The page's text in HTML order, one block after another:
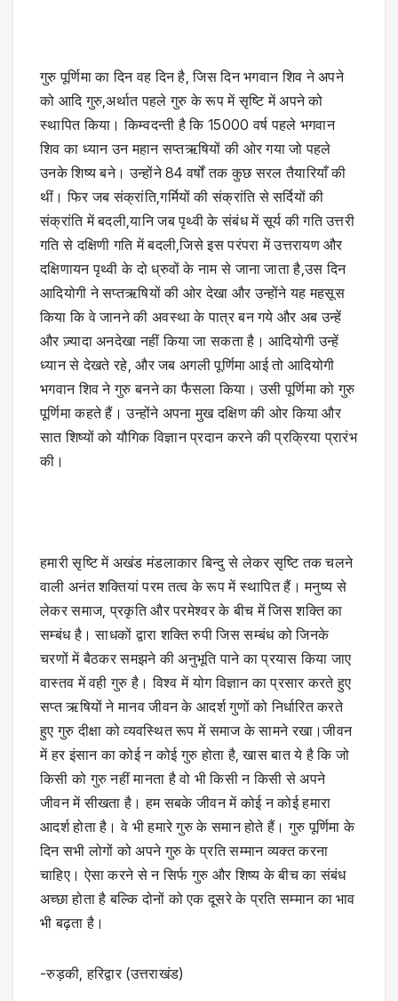
गुरु पूर्णिमा का दिन वह दिन है, जिस दिन भगवान शिव ने अपने
को आदि गुरु,अर्थात पहले गुरु के रूप में सृष्टि में अपने को
स्थापित किया। किम्वदन्ती है कि 15000 वर्ष पहले भगवान
शिव का ध्यान उन महान सप्तऋषियों की ओर गया जो पहले
उनके शिष्य बने। उन्होंने 84 वर्षों तक कुछ सरल तैयारियाँ की
थीं। फिर जब संक्रांति,गर्मियों की संक्रांति से सर्दियों की
संक्रांति में बदली,यानि जब पृथ्वी के संबंध में सूर्य की गति उत्तरी
गति से दक्षिणी गति में बदली,जिसे इस परंपरा में उत्तरायण और
दक्षिणायन पृथ्वी के दो ध्रुवों के नाम से जाना जाता है,उस दिन
आदियोगी ने सप्तऋषियों की ओर देखा और उन्होंने यह महसूस
किया कि वे जानने की अवस्था के पात्र बन गये और अब उन्हें
और ज़्यादा अनदेखा नहीं किया जा सकता है। आदियोगी उन्हें
ध्यान से देखते रहे, और जब अगली पूर्णिमा आई तो आदियोगी
भगवान शिव ने गुरु बनने का फैसला किया। उसी पूर्णिमा को गुरु
पूर्णिमा कहते हैं। उन्होंने अपना मुख दक्षिण की ओर किया और
सात शिष्यों को यौगिक विज्ञान प्रदान करने की प्रक्रिया प्रारंभ
की।
हमारी सृष्टि में अखंड मंडलाकार बिन्दु से लेकर सृष्टि तक चलने
वाली अनंत शक्तियां परम तत्व के रूप में स्थापित हैं। मनुष्य से
लेकर समाज, प्रकृति और परमेश्वर के बीच में जिस शक्ति का
सम्बंध है। साधकों द्वारा शक्ति रुपी जिस सम्बंध को जिनके
चरणों में बैठकर समझने की अनुभूति पाने का प्रयास किया जाए
वास्तव में वही गुरु है। विश्व में योग विज्ञान का प्रसार करते हुए
सप्त ऋषियों ने मानव जीवन के आदर्श गुणों को निर्धारित करते
हुए गुरु दीक्षा को व्यवस्थित रूप में समाज के सामने रखा।जीवन
में हर इंसान का कोई न कोई गुरु होता है, खास बात ये है कि जो
किसी को गुरु नहीं मानता है वो भी किसी न किसी से अपने
जीवन में सीखता है। हम सबके जीवन में कोई न कोई हमारा
आदर्श होता है। वे भी हमारे गुरु के समान होते हैं। गुरु पूर्णिमा के
दिन सभी लोगों को अपने गुरु के प्रति सम्मान व्यक्त करना
चाहिए। ऐसा करने से न सिर्फ गुरु और शिष्य के बीच का संबंध
अच्छा होता है बल्कि दोनों को एक दूसरे के प्रति सम्मान का भाव
भी बढ़ता है।
-रुड़की, हरिद्वार (उत्तराखंड)